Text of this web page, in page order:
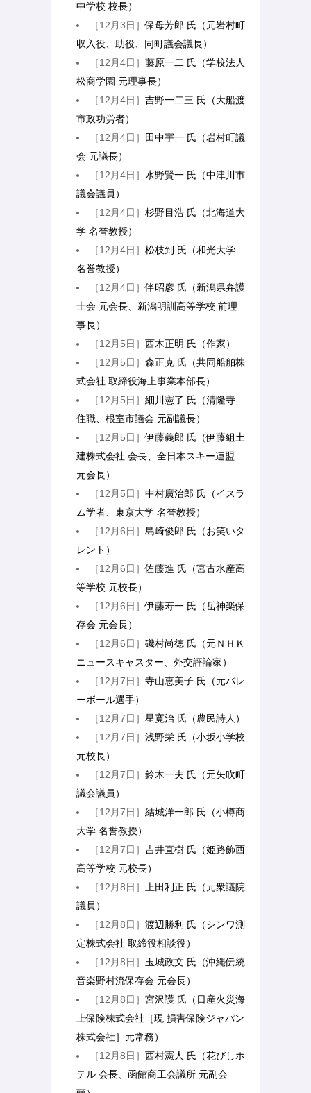
中学校 校長）
［12月3日］保母芳郎 氏（元岩村町
収入役、助役、同町議会議長）
［12月4日］藤原一二 氏（学校法人
松商学園 元理事長）
［12月4日］吉野一二三 氏（大船渡
市政功労者）
［12月4日］
田中宇一 氏（岩村町議
会 元議長）
［12月4日］水野賢一 氏（中津川市
議会議員）
［12月4日］杉野目浩 氏（北海道大
学 名誉教授）
［12月4日］松枝到 氏（和光大学
名誉教授）
［12月4日］伴昭彦 氏（新潟県弁護
士会 元会長、新潟明訓高等学校 前理
事長）
［12月5日］西木正明 氏（作家）
［12月5日］森正克 氏（共同船舶株
式会社 取締役海上事業本部長）
［12月5日］細川憲了 氏（清隆寺
住職、根室市議会 元副議長）
［12月5日］伊藤義郎 氏（伊藤組土
建株式会社 会長、全日本スキー連盟
元会長）
［12月5日］中村廣治郎 氏（イスラ
ム学者、東京大学 名誉教授）
［12月6日］島崎俊郎 氏（お笑いタ
レント）
［12月6日］佐藤進 氏（宮古水産高
等学校 元校長）
［12月6日］伊藤寿一 氏（岳神楽保
存会 元会長）
［12月6日］磯村尚徳 氏（元ＮＨＫ
ニュースキャスター、外交評論家）
［12月7日］寺山恵美子 氏（元バレ
ーボール選手）
［12月7日］星寛治 氏（農民詩人）
［12月7日］浅野栄 氏（小坂小学校
元校長）
［12月7日］鈴木一夫 氏（元矢吹町
議会議員）
［12月7日］結城洋一郎 氏（小樽商
大学 名誉教授）
［12月7日］吉井直樹 氏（姫路飾西
高等学校 元校長）
［12月8日］
上田利正 氏（元衆議院
議員）
［12月8日］渡辺勝利 氏（シンワ測
定株式会社 取締役相談役）
［12月8日］ 玉城政文 氏（沖縄伝統
音楽野村流保存会 元会長）
［12月8日］宮沢護 氏（日産火災海
上保険株式会社［現 損害保険ジャパン
株式会社］元常務）
［12月8日］西村憲人 氏（花びしホ
テル 会長、函館商工会議所 元副会